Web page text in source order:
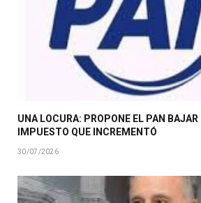
UNA LOCURA: PROPONE EL PAN
IMPUESTO QUE INCREMENTÓ
30/07/2026